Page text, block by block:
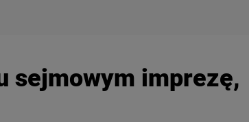
sejmowym imprezę,